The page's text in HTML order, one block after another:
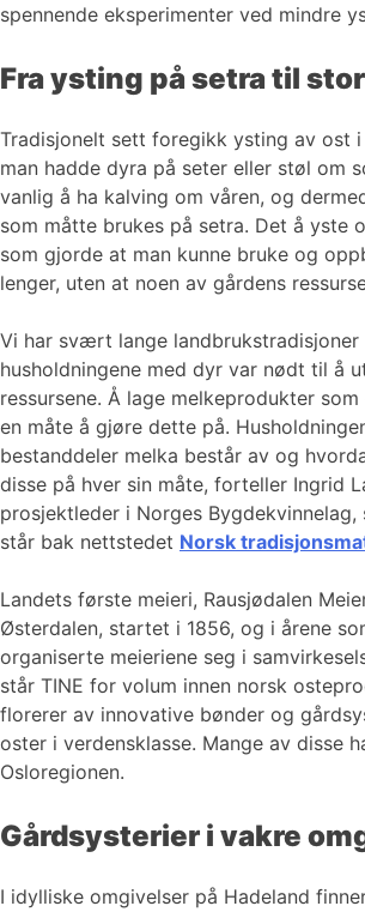
spennende eksperimenter ved mindre
Fra ysting på setra til
Tradisjonelt sett foregikk ysting av ost
man hadde dyra på seter eller støl om
vanlig å ha kalving om våren, og
som måtte brukes på setra. Det å yste
som gjorde at man kunne bruke og
lenger, uten at noen av gårdens
Vi har svært lange landbrukstradisjoner
husholdningene med dyr var nødt til å
ressursene. Å lage melkeprodukter
en måte å gjøre dette på.
bestanddeler melka består av og
disse på hver sin måte, forteller Ingrid
prosjektleder i Norges Bygdekvinnelag,
står bak nettstedet Norsk
Landets første meieri, Rausjødalen
Østerdalen, startet i 1856, og i årene
organiserte meieriene seg i
står TINE for volum innen norsk
florerer av innovative bønder og
oster i verdensklasse. Mange av disse
Osloregionen.
Gårdsysterier i vakre
I idylliske omgivelser på Hadeland